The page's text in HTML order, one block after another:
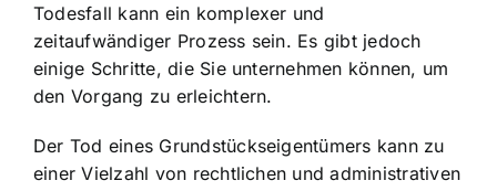
Todesfall kann ein komplexer und
zeitaufwändiger Prozess sein. Es gibt jedoch
einige Schritte, die Sie unternehmen können, um
den Vorgang zu erleichtern.
Der Tod eines Grundstückseigentümers kann zu
einer Vielzahl von rechtlichen und administrativen